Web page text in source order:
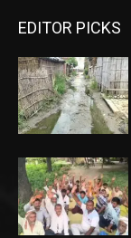
EDITOR PICKS